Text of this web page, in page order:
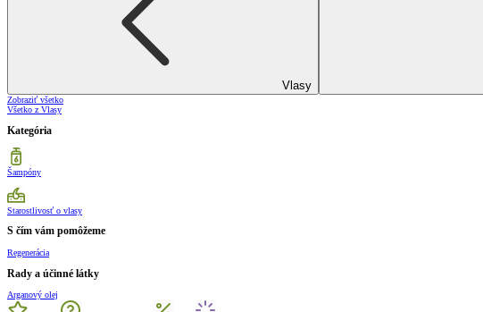
Vlasy
Zobraziť všetko
Všetko z Vlasy
Kategória
Šampóny
Starostlivosť o vlasy
S čím vám pomôžeme
Regenerácia
Rady a účinné látky
Arganový olej